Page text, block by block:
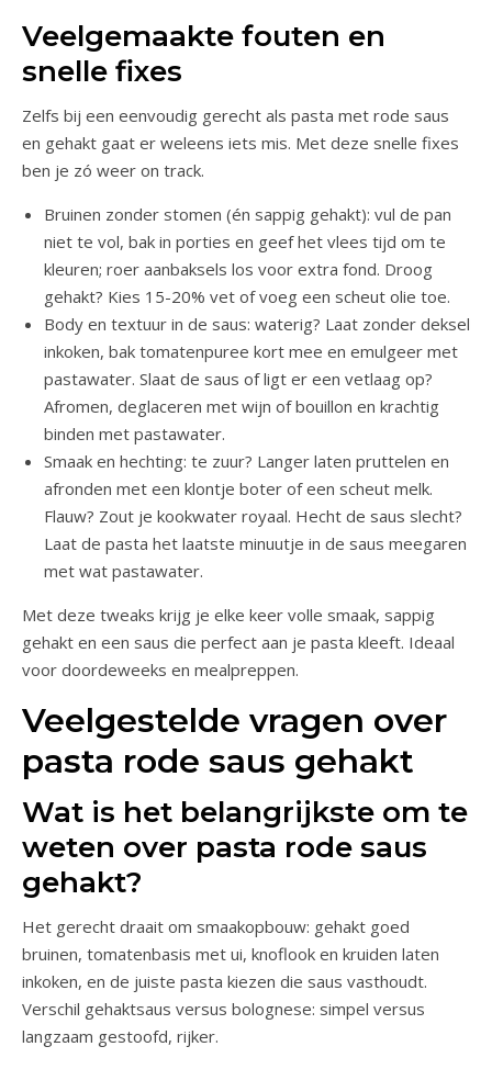
Veelgemaakte fouten en
snelle fixes
Zelfs bij een eenvoudig gerecht als pasta met rode saus
en gehakt gaat er weleens iets mis. Met deze snelle fixes
ben je zó weer on track.
Bruinen zonder stomen (én sappig gehakt): vul de pan
niet te vol, bak in porties en geef het vlees tijd om te
kleuren; roer aanbaksels los voor extra fond. Droog
gehakt? Kies 15-20% vet of voeg een scheut olie toe.
Body en textuur in de saus: waterig? Laat zonder deksel
inkoken, bak tomatenpuree kort mee en emulgeer met
pastawater. Slaat de saus of ligt er een vetlaag op?
Afromen, deglaceren met wijn of bouillon en krachtig
binden met pastawater.
Smaak en hechting: te zuur? Langer laten pruttelen en
afronden met een klontje boter of een scheut melk.
Flauw? Zout je kookwater royaal. Hecht de saus slecht?
Laat de pasta het laatste minuutje in de saus meegaren
met wat pastawater.
Met deze tweaks krijg je elke keer volle smaak, sappig
gehakt en een saus die perfect aan je pasta kleeft. Ideaal
voor doordeweeks en mealpreppen.
Veelgestelde vragen over
pasta rode saus gehakt
Wat is het belangrijkste om te
weten over pasta rode saus
gehakt?
Het gerecht draait om smaakopbouw: gehakt goed
bruinen, tomatenbasis met ui, knoflook en kruiden laten
inkoken, en de juiste pasta kiezen die saus vasthoudt.
Verschil gehaktsaus versus bolognese: simpel versus
langzaam gestoofd, rijker.